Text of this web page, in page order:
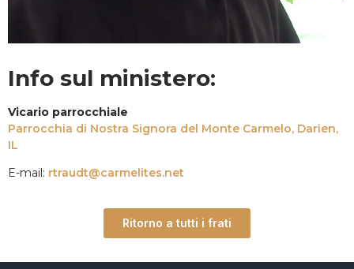
Info sul ministero:
Vicario parrocchiale
Parrocchia di Nostra Signora del Monte Carmelo, Darien,
IL
E-mail: rtraudt@carmelites.net
Ritorno a tutti i frati